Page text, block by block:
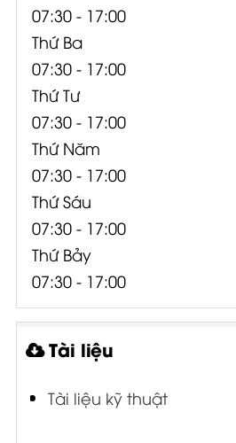
07:30 - 17:00
Thứ Ba
07:30 - 17:00
Thứ Tư
07:30 - 17:00
Thứ Năm
07:30 - 17:00
Thứ Sáu
07:30 - 17:00
Thứ Bảy
07:30 - 17:00
Tài liệu
Tài liệu kỹ thuật